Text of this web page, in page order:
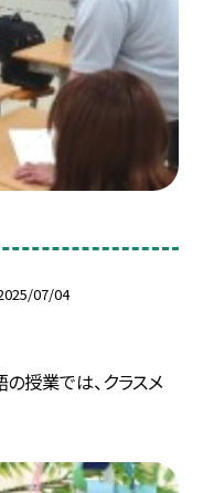
07/04
授業では、クラスメ